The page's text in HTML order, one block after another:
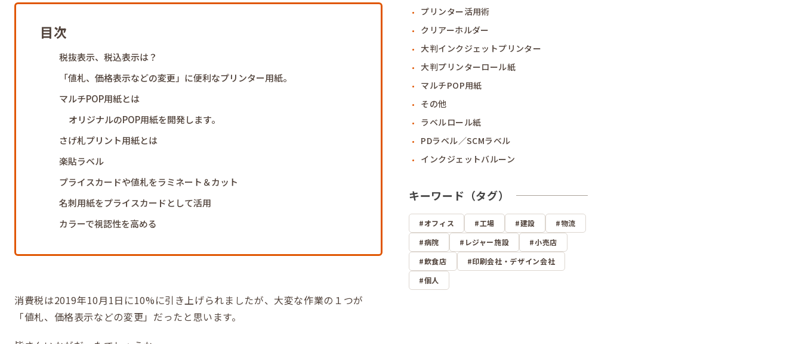
目次
税抜表示、税込表示は？
「値札、価格表示などの変更」に便利なプリンター用紙。
マルチPOP用紙とは
オリジナルのPOP用紙を開発します。
さげ札プリント用紙とは
楽貼ラベル
プライスカードや値札をラミネート＆カット
名刺用紙をプライスカードとして活用
カラーで視認性を高める
消費税は2019年10月1日に10%に引き上げられましたが、大変な作業の１つが
「値札、価格表示などの変更」だったと思います。
プリンター活用術
クリアーホルダー
大判インクジェットプリンター
大判プリンターロール紙
マルチPOP用紙
その他
ラベルロール紙
PDラベル／SCMラベル
インクジェットバルーン
キーワード（タグ）
オフィス 工場 建設
物流
病院
レジャー施設
小売店
飲食店
印刷会社・デザイン会社
個人